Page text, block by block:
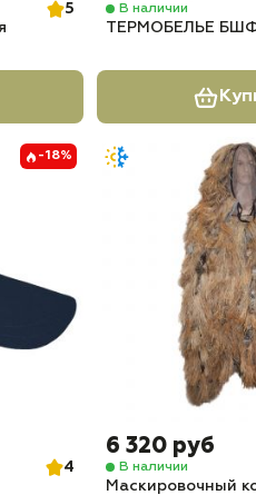
5
В наличии
ТЕРМОБЕЛЬЕ
-18%
4
6 320 руб
В наличии
Маскировочный